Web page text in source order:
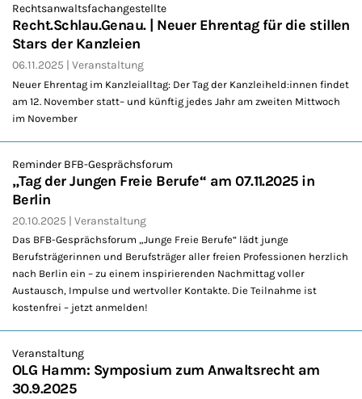
Rechtsanwaltsfachangestellte
Recht.Schlau.Genau. | Neuer Ehrentag für die stillen
Stars der Kanzleien
06.11.2025 Veranstaltung
Neuer Ehrentag im Kanzleialltag: Der Tag der Kanzleiheld:innen findet
am 12. November statt– und künftig jedes Jahr am zweiten Mittwoch
im November
Reminder BFB-Gesprächsforum
„Tag der Jungen Freie Berufe“ am 07.11.2025 in
Berlin
20.10.2025 Veranstaltung
Das BFB-Gesprächsforum „Junge Freie Berufe“ lädt junge
Berufsträgerinnen und Berufsträger aller freien Professionen herzlich
nach Berlin ein – zu einem inspirierenden Nachmittag voller
Austausch, Impulse und wertvoller Kontakte. Die Teilnahme ist
kostenfrei – jetzt anmelden!
Veranstaltung
OLG Hamm: Symposium zum Anwaltsrecht am
30.9.2025